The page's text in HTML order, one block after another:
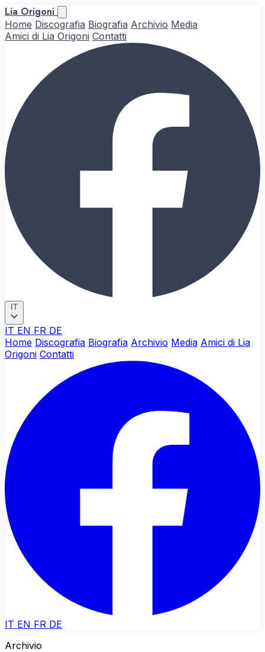
Lia Origoni
Home Discografia Biografia Archivio Media
Amici di Lia Origoni Contatti
IT
IT EN FR DE
Home Discografia Biografia Archivio Media Amici di Lia
Origoni Contatti
IT EN FR DE
Archivio